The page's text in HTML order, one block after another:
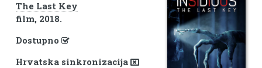
The Last Key
film, 2018.
Dostupno
Hrvatska sinkronizacija